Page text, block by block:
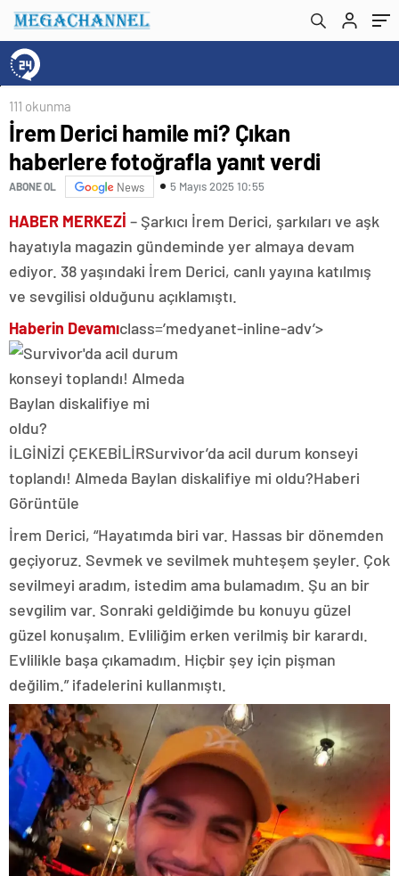
111 okunma
İrem Derici hamile mi? Çıkan
haberlere fotoğrafla yanıt verdi
ABONE OL News 5 Mayıs 2025 10:55
HABER MERKEZİ – Şarkıcı İrem Derici, şarkıları ve aşk
hayatıyla magazin gündeminde yer almaya devam
ediyor. 38 yaşındaki İrem Derici, canlı yayına katılmış
ve sevgilisi olduğunu açıklamıştı.
Haberin Devamıclass=’medyanet-inline-adv’>
İLGİNİZİ ÇEKEBİLİRSurvivor’da acil durum konseyi
toplandı! Almeda Baylan diskalifiye mi oldu?Haberi
Görüntüle
İrem Derici, “Hayatımda biri var. Hassas bir dönemden
geçiyoruz. Sevmek ve sevilmek muhteşem şeyler. Çok
sevilmeyi aradım, istedim ama bulamadım. Şu an bir
sevgilim var. Sonraki geldiğimde bu konuyu güzel
güzel konuşalım. Evliliğim erken verilmiş bir karardı.
Evlilikle başa çıkamadım. Hiçbir şey için pişman
değilim.” ifadelerini kullanmıştı.